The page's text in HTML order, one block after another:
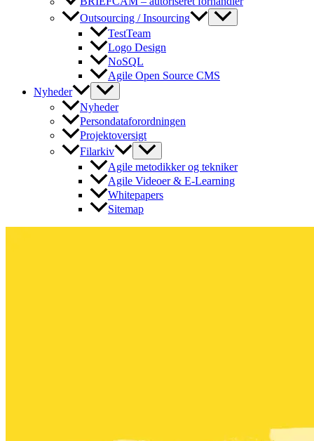
Outsourcing / Insourcing
TestTeam
Logo Design
NoSQL
Agile Open Source CMS
Nyheder
Nyheder
Persondataforordningen
Projektoversigt
Filarkiv
Agile metodikker og tekniker
Agile Videoer & E-Learning
Whitepapers
Sitemap